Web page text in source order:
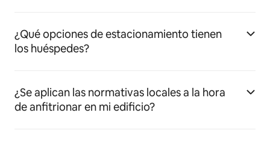
¿Qué opciones de estacionamiento tienen
los huéspedes?
¿Se aplican las normativas locales a la hora
de anfitrionar en mi edificio?